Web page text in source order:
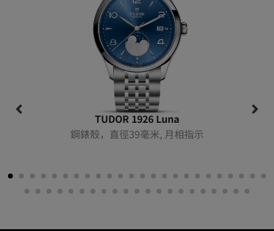
TUDOR 1926 Luna
鋼錶殼，直徑39毫米, 月相指示